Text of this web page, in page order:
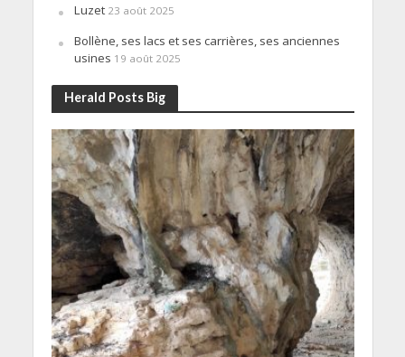
Luzet 23 août 2025
Bollène, ses lacs et ses carrières, ses anciennes
usines 19 août 2025
Herald Posts Big